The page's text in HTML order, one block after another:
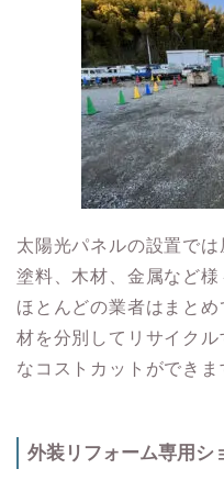
太陽光パネルの設置では
塗料、木材、金属など様
ほとんどの業者はまと
材を分別してリサイク
なコストカットができま
外装リフォーム専用シ